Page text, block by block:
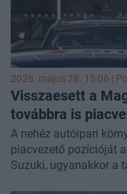
2026. május 28. 15:06 |
Visszaesett a
továbbra is
A nehéz autóipari
piacvezető pozícióját
Suzuki, ugyanakkor a